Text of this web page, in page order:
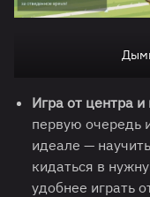
Игра от центра и
первую очередь
идеале —
кидаться в
удобнее играть